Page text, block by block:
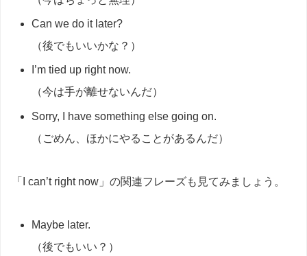
Can we do it later?
（後でもいいかな？）
I’m tied up right now.
（今は手が離せないんだ）
Sorry, I have something else going on.
（ごめん、ほかにやることがあるんだ）
「I can’t right now」の関連フレーズも見てみましょう。
Maybe later.
（後でもいい？）